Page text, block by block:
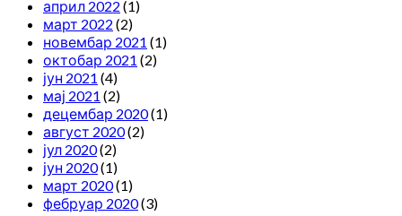
април 2022 (1)
март 2022 (2)
новембар 2021 (1)
октобар 2021 (2)
јун 2021 (4)
мај 2021 (2)
децембар 2020(1)
август 2020(2)
јул 2020(2)
јун 2020(1)
март 2020(1)
фебруар 2020(3)